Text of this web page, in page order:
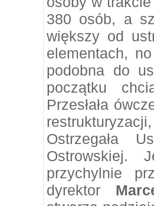
380 osób, a
większy od
elementach,
podobna do
początku
Przesłała
Ostrzegała
Ostrowskiej.
przychylnie
dyrektor